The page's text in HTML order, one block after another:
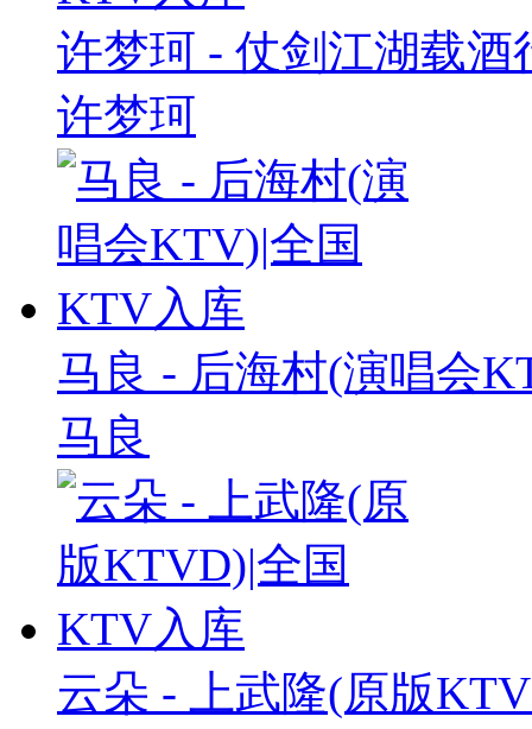
许梦珂 - 仗剑江湖载
许梦珂
马良 - 后海村(演唱会
马良
云朵 - 上武隆(原版